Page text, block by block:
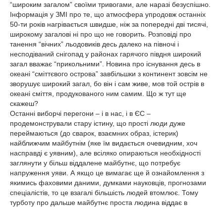
“широким загалом” своїми тривогами, але наразі безуспішно.
Інформація у ЗМІ про те, що атмосфера упродовж останніх
50-ти років нагрівається швидше, ніж за попередні дві тисячі,
широкому загалові ні про що не говорить. Розповіді про
танення “вічних” льодовиків десь далеко на півночі і
несподіваний снігопад у районах гарячого півдня широкий
загал вважає “прикольними”. Новина про існування десь в
океані “сміттєвого острова” завбільшки з континент зовсім не
зворушує широкий загал, бо він і сам живе, мов той острів в
океані сміття, продукованого ним самим. Що ж тут ще
скажеш?
Останні виборчі перегони – і в нас, і в ЄС –
продемонстрували стару істину, що прості люди дуже
переймаються (до сварок, взаємних образ, істерик)
найближчим майбутнім (яке їм видається очевидним, хоч
насправді є уявним), але всіляко опираються необхідності
заглянути у більш віддалене майбутнє, що потребує
напруження уяви. А якщо це вимагає ще й ознайомлення з
якимись фаховими даними, думками науковців, прогнозами
спеціалістів, то це взагалі більшість людей втомлює. Тому
турботу про дальше майбутнє проста людина віддає в